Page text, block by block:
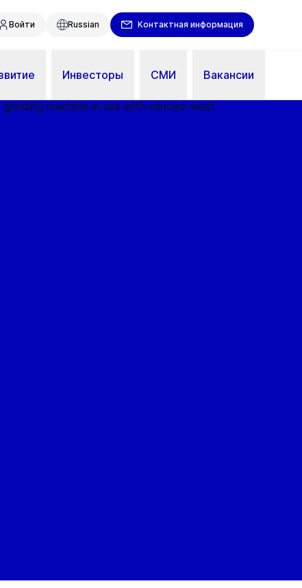
Войти Russian Контактная информация
Инвесторы СМИ Вакансии